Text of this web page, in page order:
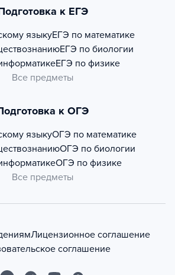
к ЕГЭ
языкуЕГЭ по математике
ЕГЭ по биологии
ЕГЭ по физике
Все предметы
к ОГЭ
языкуОГЭ по математике
ОГЭ по биологии
ОГЭ по физике
Все предметы
Лицензионное соглашение
соглашение